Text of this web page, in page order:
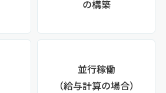
の構築
並行稼働
（給与計算の場合）